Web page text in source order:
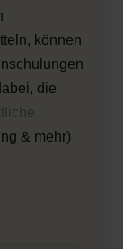
können
die
& mehr)